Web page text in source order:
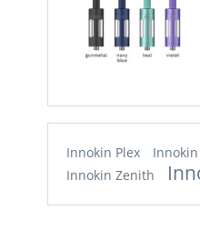
Innokin Plex Innokin
Innokin Zenith